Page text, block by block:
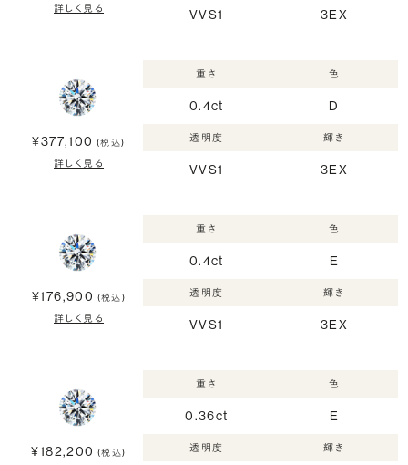
詳しく見る VVS1 3EX
¥377,100 (税込)
詳しく見る
重さ
0.4ct
色
D
透明度
VVS1
輝き
3EX
¥176,900 (税込)
詳しく見る
重さ
0.4ct
色
E
透明度
VVS1
輝き
3EX
¥182,200 (税込)
重さ
0.36ct
色
E
透明度 輝き